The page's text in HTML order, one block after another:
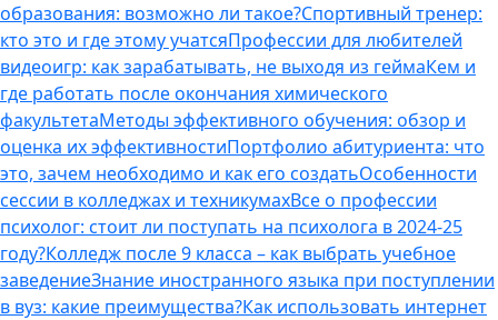
образования: возможно ли такое?Спортивный тренер:
кто это и где этому учатсяПрофессии для любителей
видеоигр: как зарабатывать, не выходя из геймаКем и
где работать после окончания химического
факультетаМетоды эффективного обучения: обзор и
оценка их эффективностиПортфолио абитуриента: что
это, зачем необходимо и как его создатьОсобенности
сессии в колледжах и техникумахВсе о профессии
психолог: стоит ли поступать на психолога в 2024-25
году?Колледж после 9 класса – как выбрать учебное
заведениеЗнание иностранного языка при поступлении
в вуз: какие преимущества?Как использовать интернет